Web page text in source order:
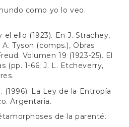
como yo lo veo.
el ello (1923). En J. Strachey,
Tyson (comps.), Obras
Volumen 19 (1923-25). El
(pp. 1-66; J. L. Etcheverry,
(1996). La Ley de la Entropía
Argentaria.
de la parenté.